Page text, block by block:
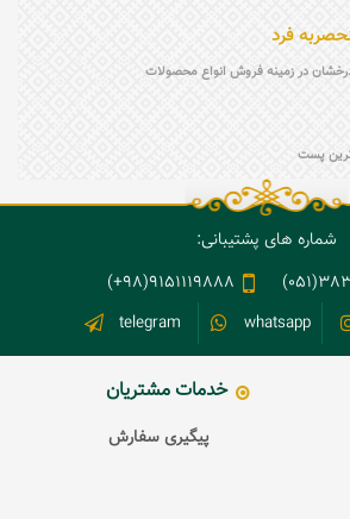
فرد
پست
شماره های پشتیبانی:
9151119888(98+)
whatsapp
telegram
خدمات مشتریان
پیگیری سفارش